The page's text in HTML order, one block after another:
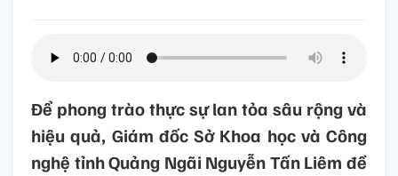
Để phong trào thực sự lan tỏa sâu rộng và
hiệu quả, Giám đốc Sở Khoa học và Công
nghệ tỉnh Quảng Ngãi Nguyễn Tấn Liêm đề